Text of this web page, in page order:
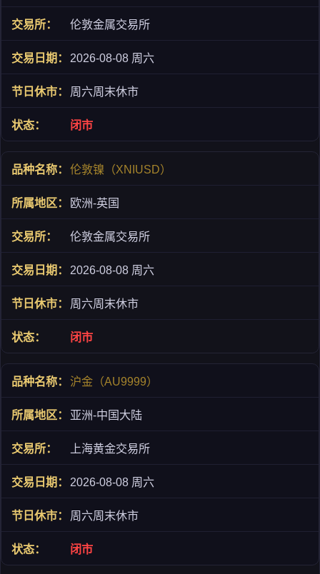
伦敦金属交易所
2026-08-08 周六
周六周末休市
闭市
伦敦镍（XNIUSD）
欧洲-英国
伦敦金属交易所
2026-08-08 周六
周六周末休市
闭市
沪金（AU9999）
亚洲-中国大陆
上海黄金交易所
2026-08-08 周六
周六周末休市
闭市